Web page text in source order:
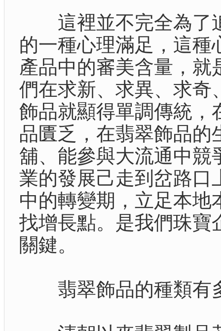
這裡並不完全為了追
的一種心理滿足，這種
產品中的審美含量，
們在求新、求異、求奇
飾品就顯得單調傳統，
品匱乏，在翡翠飾品的
舖、能參與大流通中競
業的發展己走到岔路口
中的轉變期，立足本地
找增長點。是我們珠寶
關鍵。
翡翠飾品的種類有